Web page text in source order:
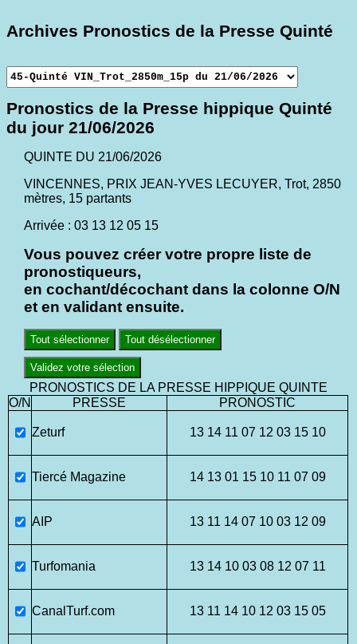
Archives Pronostics de la Presse Quinté
Pronostics de la Presse hippique Quinté
du jour 21/06/2026
QUINTE DU 21/06/2026
VINCENNES, PRIX JEAN-YVES LECUYER, Trot, 2850
mètres, 15 partants
Arrivée : 03 13 12 05 15
Vous pouvez créer votre propre liste de
pronostiqueurs,
en cochant/décochant dans la colonne O/N
et en validant ensuite.
Tout sélectionner Tout désélectionner
Validez votre sélection
PRONOSTICS DE LA PRESSE HIPPIQUE QUINTE
O/N
PRESSE PRONOSTIC
Zeturf 13 14 11 07 12 03 15 10
Tiercé Magazine 14 13 01 15 10 11 07 09
AIP 13 11 14 07 10 03 12 09
Turfomania 13 14 10 03 08 12 07 11
CanalTurf.com 13 11 14 10 12 03 15 05